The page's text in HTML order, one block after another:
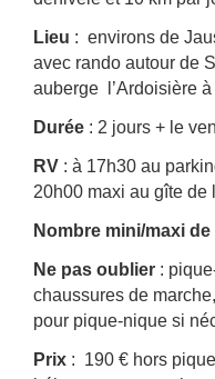
Lieu : environs de
avec rando autour de
auberge l’Ardoisière
Durée : 2 jours + le
RV : à 17h30 au
20h00 maxi au gîte de
Nombre mini/maxi
Ne pas oublier :
chaussures de
pour pique-nique si
Prix : 190 € hors